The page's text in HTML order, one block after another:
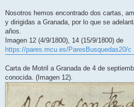
Nosotros hemos encontrado dos cartas,
y dirigidas a Granada, por lo que se
años.
Imagen 12 (4/9/1800), 14 (15/9/1800) de
https://pares.mcu.es/ParesBusquedas20/c
Carta de Motril a Granada de 4 de
conocida. (Imagen 12).